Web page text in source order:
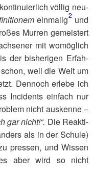
völ­lig neu­
einmalig​2 und
Mur­ren gemeis­tert
mit womög­lich
der bis­he­ri­gen Erfah­
weil die Welt um
Den­noch erle­be ich
Inci­dents ein­fach nur
nicht aus­ken­ne –
gar nicht!“. Die Reak­ti­
als in der Schu­le)
pres­sen, und Wis­sen
aber wird so nicht